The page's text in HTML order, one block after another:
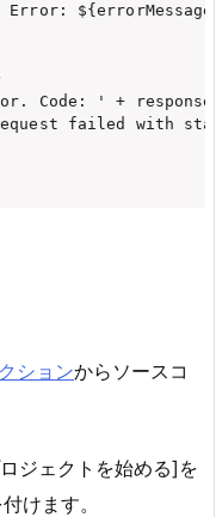
Error:
Code: ' +
failed with
ションからソースコ
ジェクトを始める]を
けます。